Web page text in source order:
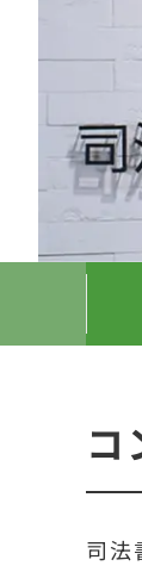
コ
司法